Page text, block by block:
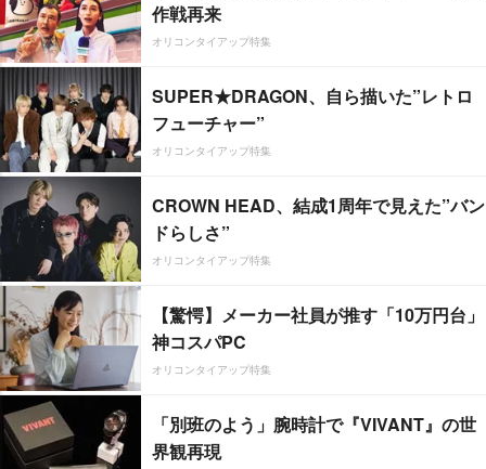
作戦再来
オリコンタイアップ特集
SUPER★DRAGON、自ら描いた”レトロ
フューチャー”
オリコンタイアップ特集
CROWN HEAD、結成1周年で見えた”バン
ドらしさ”
オリコンタイアップ特集
【驚愕】メーカー社員が推す「10万円台」
神コスパPC
オリコンタイアップ特集
「別班のよう」腕時計で『VIVANT』の世
界観再現